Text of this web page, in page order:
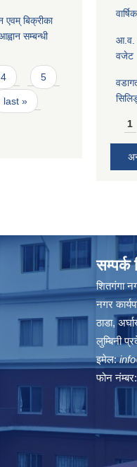
बिक्रीका
सम्बन्धी
4 5
last »
आ.व.
वजेट
1
सम्पर्क
शितगंगा
नगर
ठाडा,
लुम्बिनी
इमेल:
फोन